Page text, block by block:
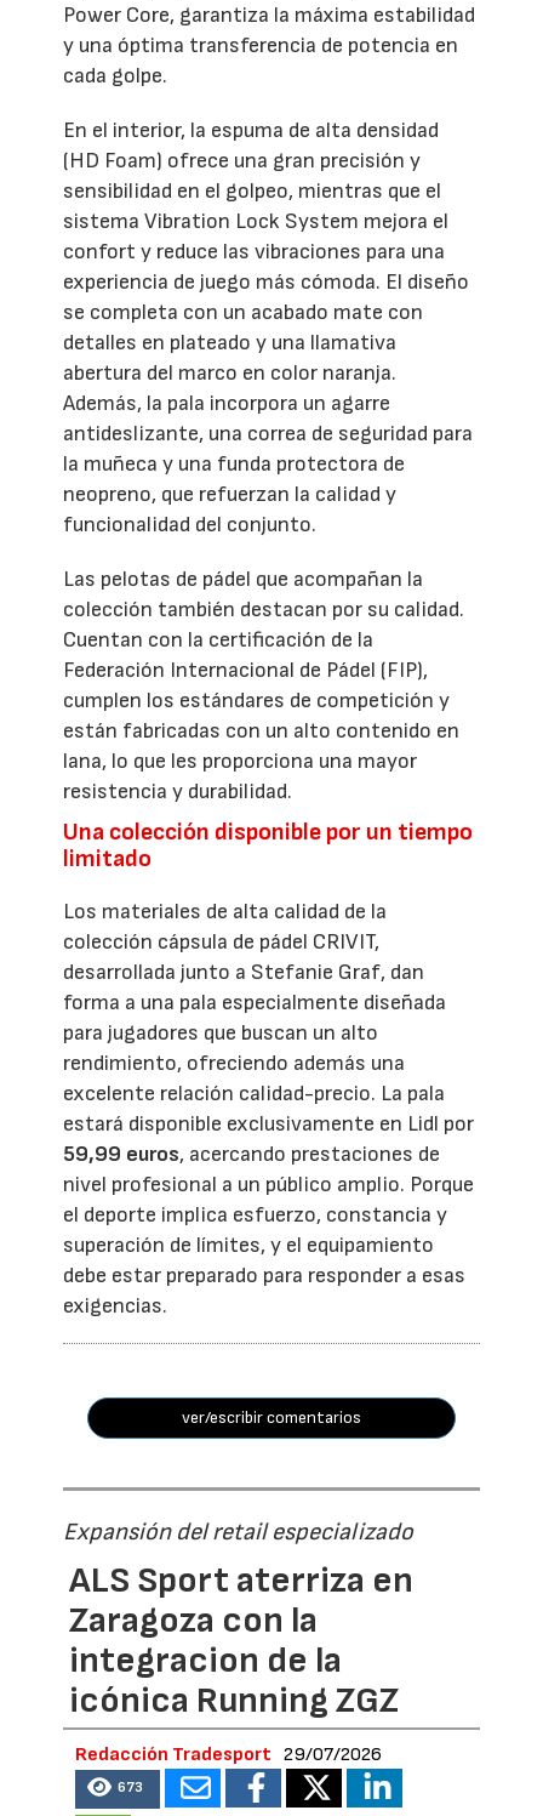
Power Core, garantiza la máxima estabilidad
y una óptima transferencia de potencia en
cada golpe.
En el interior, la espuma de alta densidad
(HD Foam) ofrece una gran precisión y
sensibilidad en el golpeo, mientras que el
sistema Vibration Lock System mejora el
confort y reduce las vibraciones para una
experiencia de juego más cómoda. El diseño
se completa con un acabado mate con
detalles en plateado y una llamativa
abertura del marco en color naranja.
Además, la pala incorpora un agarre
antideslizante, una correa de seguridad para
la muñeca y una funda protectora de
neopreno, que refuerzan la calidad y
funcionalidad del conjunto.
Las pelotas de pádel que acompañan la
colección también destacan por su calidad.
Cuentan con la certificación de la
Federación Internacional de Pádel (FIP),
cumplen los estándares de competición y
están fabricadas con un alto contenido en
lana, lo que les proporciona una mayor
resistencia y durabilidad.
Una colección disponible por un tiempo
limitado
Los materiales de alta calidad de la
colección cápsula de pádel CRIVIT,
desarrollada junto a Stefanie Graf, dan
forma a una pala especialmente diseñada
para jugadores que buscan un alto
rendimiento, ofreciendo además una
excelente relación calidad-precio. La pala
estará disponible exclusivamente en Lidl por
59,99 euros, acercando prestaciones de
nivel profesional a un público amplio. Porque
el deporte implica esfuerzo, constancia y
superación de límites, y el equipamiento
debe estar preparado para responder a esas
exigencias.
ver/escribir comentarios
Expansión del retail especializado
ALS Sport aterriza en
Zaragoza con la
integracion de la
icónica Running ZGZ
Redacción Tradesport 29/07/2026
673